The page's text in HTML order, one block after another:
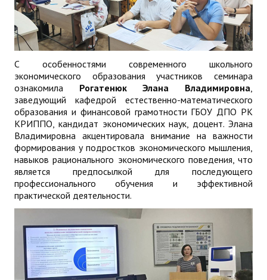
С особенностями современного школьного
экономического образования участников семинара
ознакомила Рогатенюк Элана Владимировна,
заведующий кафедрой естественно-математического
образования и финансовой грамотности ГБОУ ДПО РК
КРИППО, кандидат экономических наук, доцент. Элана
Владимировна акцентировала внимание на важности
формирования у подростков экономического мышления,
навыков рационального экономического поведения, что
является предпосылкой для последующего
профессионального обучения и эффективной
практической деятельности.